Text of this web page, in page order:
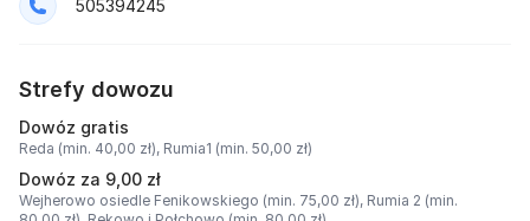
505394245
Strefy dowozu
Dowóz gratis
Reda (min. 40,00 zł), Rumia1 (min. 50,00 zł)
Dowóz za 9,00 zł
Wejherowo osiedle Fenikowskiego (min. 75,00 zł), Rumia 2 (min.